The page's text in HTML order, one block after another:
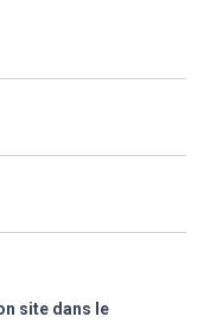
site dans le